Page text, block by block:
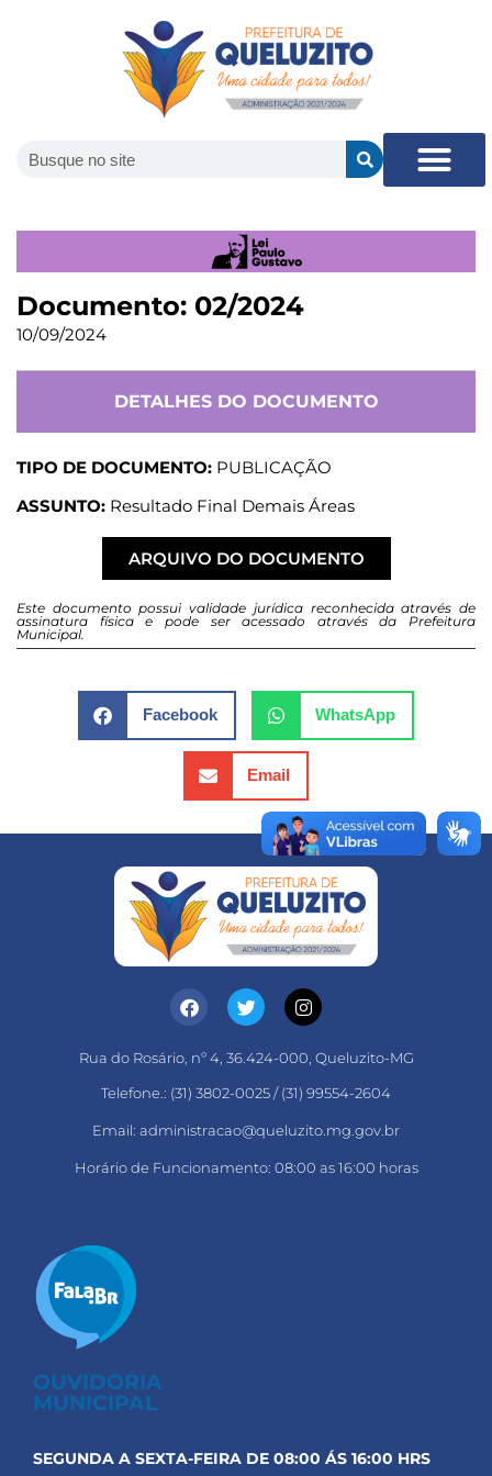
Documento: 02/2024
10/09/2024
DETALHES DO DOCUMENTO
TIPO DE DOCUMENTO: PUBLICAÇÃO
ASSUNTO: Resultado Final Demais Áreas
ARQUIVO DO DOCUMENTO
Este documento possui validade jurídica reconhecida através de
assinatura física e pode ser acessado através da Prefeitura
Municipal.
Facebook WhatsApp
Email
Rua do Rosário, nº 4, 36.424-000, Queluzito-MG
Telefone.: (31) 3802-0025 / (31) 99554-2604
Email: administracao@queluzito.mg.gov.br
Horário de Funcionamento: 08:00 as 16:00 horas
OUVIDORIA
MUNICIPAL
SEGUNDA A SEXTA-FEIRA DE 08:00 ÁS 16:00 HRS